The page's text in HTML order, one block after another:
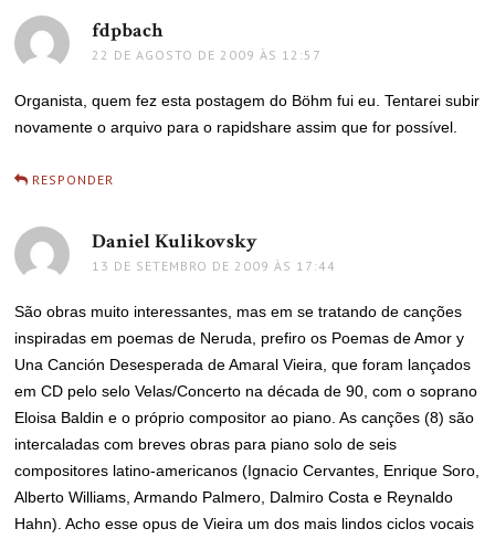
fdpbachdisse:
22 DE AGOSTO DE 2009 ÀS 12:57
Organista, quem fez esta postagem do Böhm fui eu. Tentarei subir
novamente o arquivo para o rapidshare assim que for possível.
RESPONDER
Daniel Kulikovsky
13 DE SETEMBRO DE 2009 ÀS 17:44
São obras muito interessantes, mas em se tratando de canções
inspiradas em poemas de Neruda, prefiro os Poemas de Amor y
Una Canción Desesperada de Amaral Vieira, que foram lançados
em CD pelo selo Velas/Concerto na década de 90, com o soprano
Eloisa Baldin e o próprio compositor ao piano. As canções (8) são
intercaladas com breves obras para piano solo de seis
compositores latino-americanos (Ignacio Cervantes, Enrique Soro,
Alberto Williams, Armando Palmero, Dalmiro Costa e Reynaldo
Hahn). Acho esse opus de Vieira um dos mais lindos ciclos vocais